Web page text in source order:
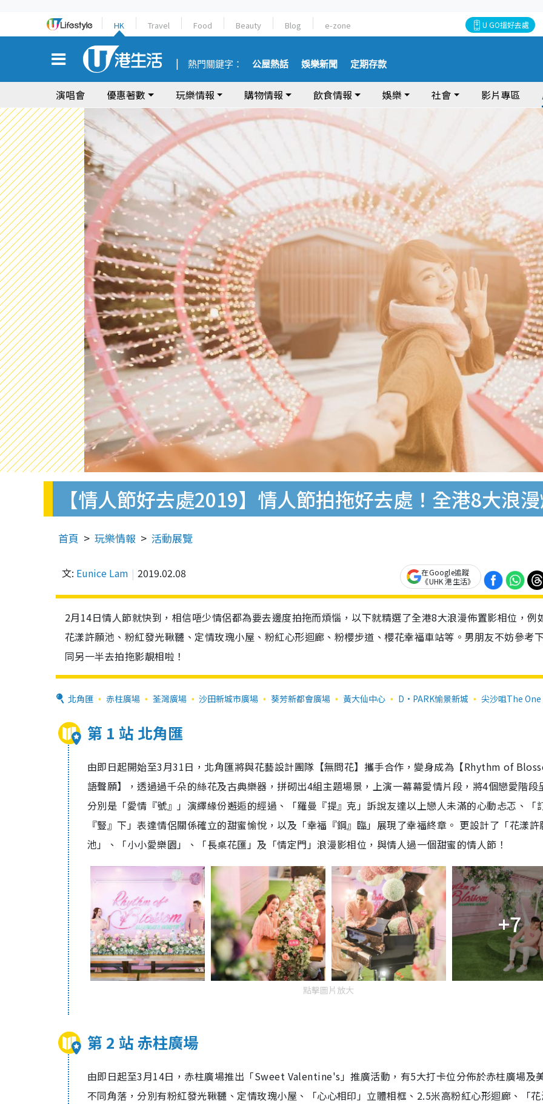
HK Travel Food Beauty Blog e-zone U GO搵好去處
熱門關鍵字： 公屋熱話 娛樂新聞 定期存款
演唱會 優惠著數 玩樂情報 購物情報 飲食情報 娛樂 社會 影片專區
【情人節好去處2019】情人節拍拖好去處！全港8大浪
首頁 玩樂情報 活動展覽
文: Eunice Lam 2019.02.08
在Google追蹤
《UHK 港生活》
2月14日情人節就快到，相信唔少情侶都為要去邊度拍拖而煩惱，以下就精選了全港8大浪漫佈置影相位，例
花漾許願池、粉紅發光鞦韆、定情玫瑰小屋、粉紅心形迴廊、粉櫻步道、櫻花幸福車站等。男朋友不妨參考
同另一半去拍拖影靚相啦！
北角匯 赤柱廣場 荃灣廣場 沙田新城市廣場 葵芳新都會廣場 黃大仙中心 D·PARK愉景新城 尖沙咀The One
第 1 站 北角匯
由即日起開始至3月31日，北角匯將與花藝設計團隊【無問花】攜手合作，變身成為【Rhythm of
語聲願】，透過過千朵的絲花及古典樂器，拼砌出4組主題場景，上演一幕幕愛情片段，將4個戀愛階段
分別是「愛情『號』」演繹緣份邂逅的經過、「羅曼『提』克」訴說友達以上戀人未滿的心動忐忑、「
『豎』下」表達情侶關係確立的甜蜜愉悅，以及「幸福『鋼』臨」展現了幸福終章。 更設計了「花漾許
池」、「小小愛樂園」、「長桌花匯」及「情定門」浪漫影相位，與情人過一個甜蜜的情人節！
+7
點擊圖片放大
第 2 站 赤柱廣場
由即日起至3月14日，赤柱廣場推出「Sweet Valentine's」推廣活動，有5大打卡位分佈於赤柱廣場及
不同角落，分別有粉紅發光鞦韆、定情玫瑰小屋、「心心相印」立體相框、 2.5米高粉紅心形迴廊、「